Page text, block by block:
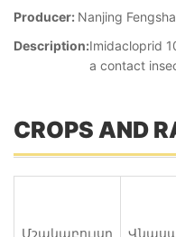
Producer: Nanjing
Description:Imidacloprid
a contact
CROPS AND
Մշակաբույսը